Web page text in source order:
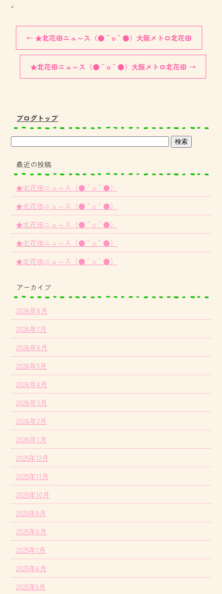
。
← ★北花田ニュ～ス（●＾o＾●）大阪メトロ北花田
★北花田ニュ～ス（●＾o＾●）大阪メトロ北花田 →
ブログトップ
最近の投稿
★北花田ニュ～ス（●＾o＾●）
★北花田ニュ～ス（●＾o＾●）
★北花田ニュ～ス（●＾o＾●）
★北花田ニュ～ス（●＾o＾●）
★北花田ニュ～ス（●＾o＾●）
アーカイブ
2026年8月
2026年7月
2026年6月
2026年5月
2026年4月
2026年3月
2026年2月
2026年1月
2025年12月
2025年11月
2025年10月
2025年9月
2025年8月
2025年7月
2025年6月
2025年5月